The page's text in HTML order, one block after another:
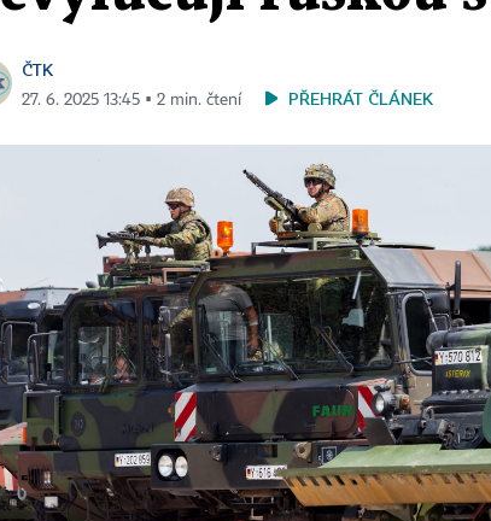
ČTK
27. 6. 2025 13:45 ▪ 2 min. čtení PŘEHRÁT ČLÁNEK